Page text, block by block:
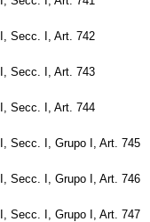
Secc. I, Art. 742
Secc. I, Art. 743
Secc. I, Art. 744
Secc. I, Grupo I, Art. 745
Secc. I, Grupo I, Art. 746
Secc. I, Grupo I, Art. 747